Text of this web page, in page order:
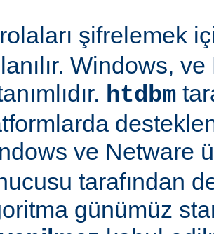
şifrelemek
Windows, ve
htdbm
ve Netware
tarafından
günümüz